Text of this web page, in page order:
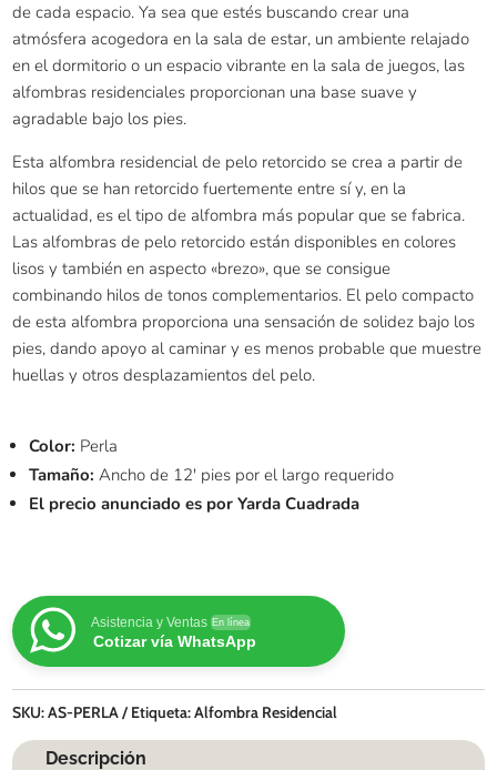
de cada espacio. Ya sea que estés buscando crear una
atmósfera acogedora en la sala de estar, un ambiente relajado
en el dormitorio o un espacio vibrante en la sala de juegos, las
alfombras residenciales proporcionan una base suave y
agradable bajo los pies.
Esta alfombra residencial de pelo retorcido se crea a partir de
hilos que se han retorcido fuertemente entre sí y, en la
actualidad, es el tipo de alfombra más popular que se fabrica.
Las alfombras de pelo retorcido están disponibles en colores
lisos y también en aspecto «brezo», que se consigue
combinando hilos de tonos complementarios. El pelo compacto
de esta alfombra proporciona una sensación de solidez bajo los
pies, dando apoyo al caminar y es menos probable que muestre
huellas y otros desplazamientos del pelo.
Color: Perla
Tamaño: Ancho de 12′ pies por el largo requerido
El precio anunciado es por Yarda Cuadrada
Asistencia y Ventas En línea
Cotizar vía WhatsApp
SKU:AS-PERLA Etiqueta:Alfombra Residencial
Descripción